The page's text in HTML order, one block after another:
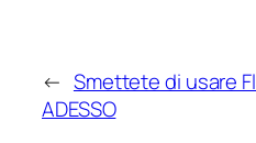
← Smettete di usare
ADESSO